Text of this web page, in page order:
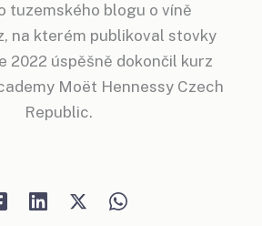
tuzemského blogu o víně
na kterém publikoval stovky
2022 úspěšně dokončil kurz
Moët Hennessy Czech
Republic.